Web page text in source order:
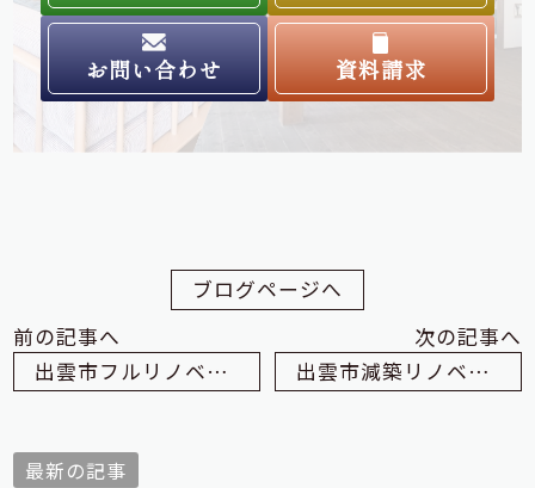
お問い合わせ 資料請求
ブログページへ
前の記事へ
出雲市フルリノベーション工事Ｔ様邸安全祈願祭
次の記事へ
出雲市減築リノベーションＫ様邸
最新の記事